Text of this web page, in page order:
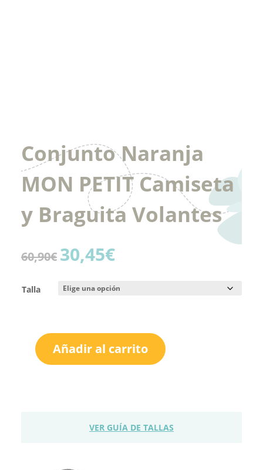
Conjunto Naranja
MON PETIT Camiseta
y Braguita Volantes
60,90€ El
precio
era:
30,45€El
es:
Talla
Conjunto
Naranja
Añadir al carrito
VER GUÍA DE TALLAS